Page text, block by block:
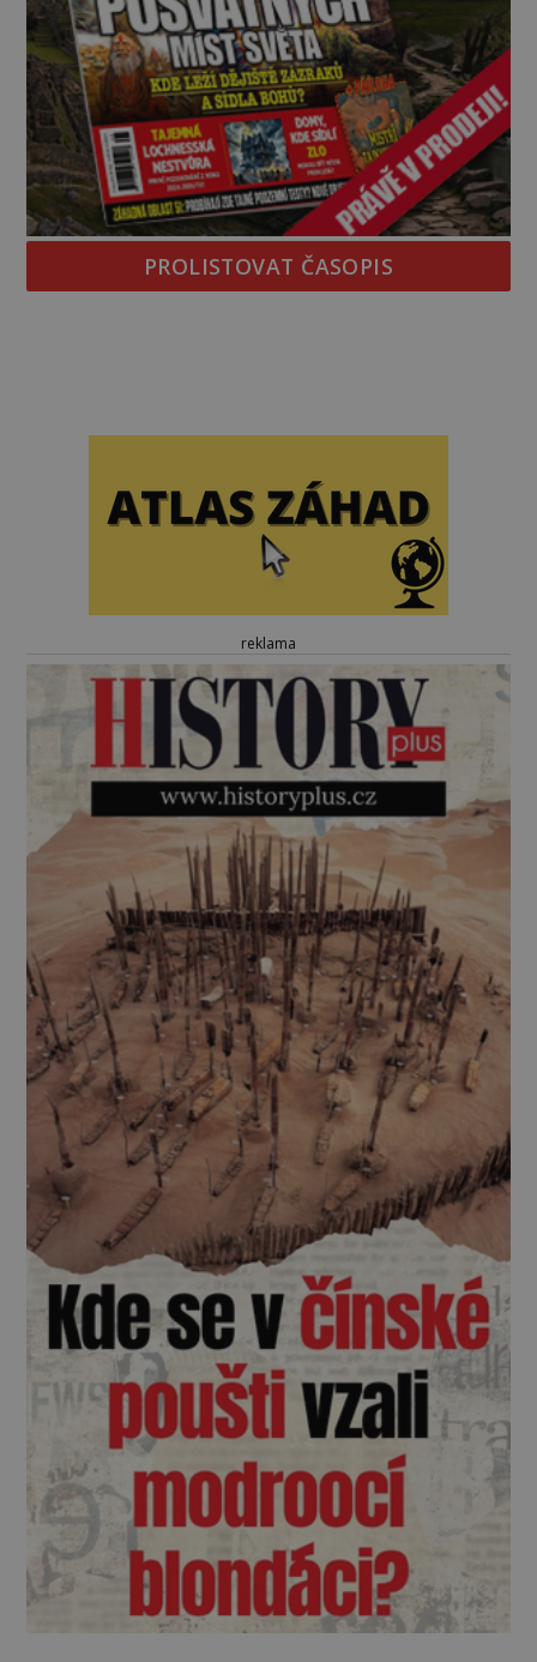
PROLISTOVAT ČASOPIS
reklama